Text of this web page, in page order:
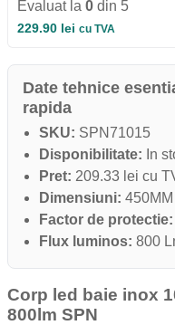
Evaluat la 0 din 5
229.90 lei cu TVA
Date tehnice
rapida
SKU: SPN71015
Disponibilitate: In
Pret: 209.33 lei cu
Dimensiuni: 450MM
Factor de protectie:
Flux luminos: 800
Corp led baie inox
800lm SPN